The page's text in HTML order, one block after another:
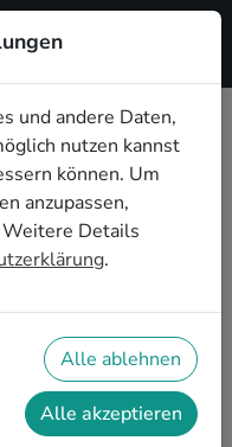
50.
und Dein
an? Ein Konzert ist
zu feiern. Ob
der ganzen
findest Du tolle
50.
und andere Daten,
nutzen kannst
können. Um
anzupassen,
Weitere Details
.
Alle ablehnen
Alle akzeptieren